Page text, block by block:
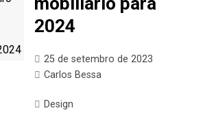
2024
25 de setembro de 2023
Carlos Bessa
Design